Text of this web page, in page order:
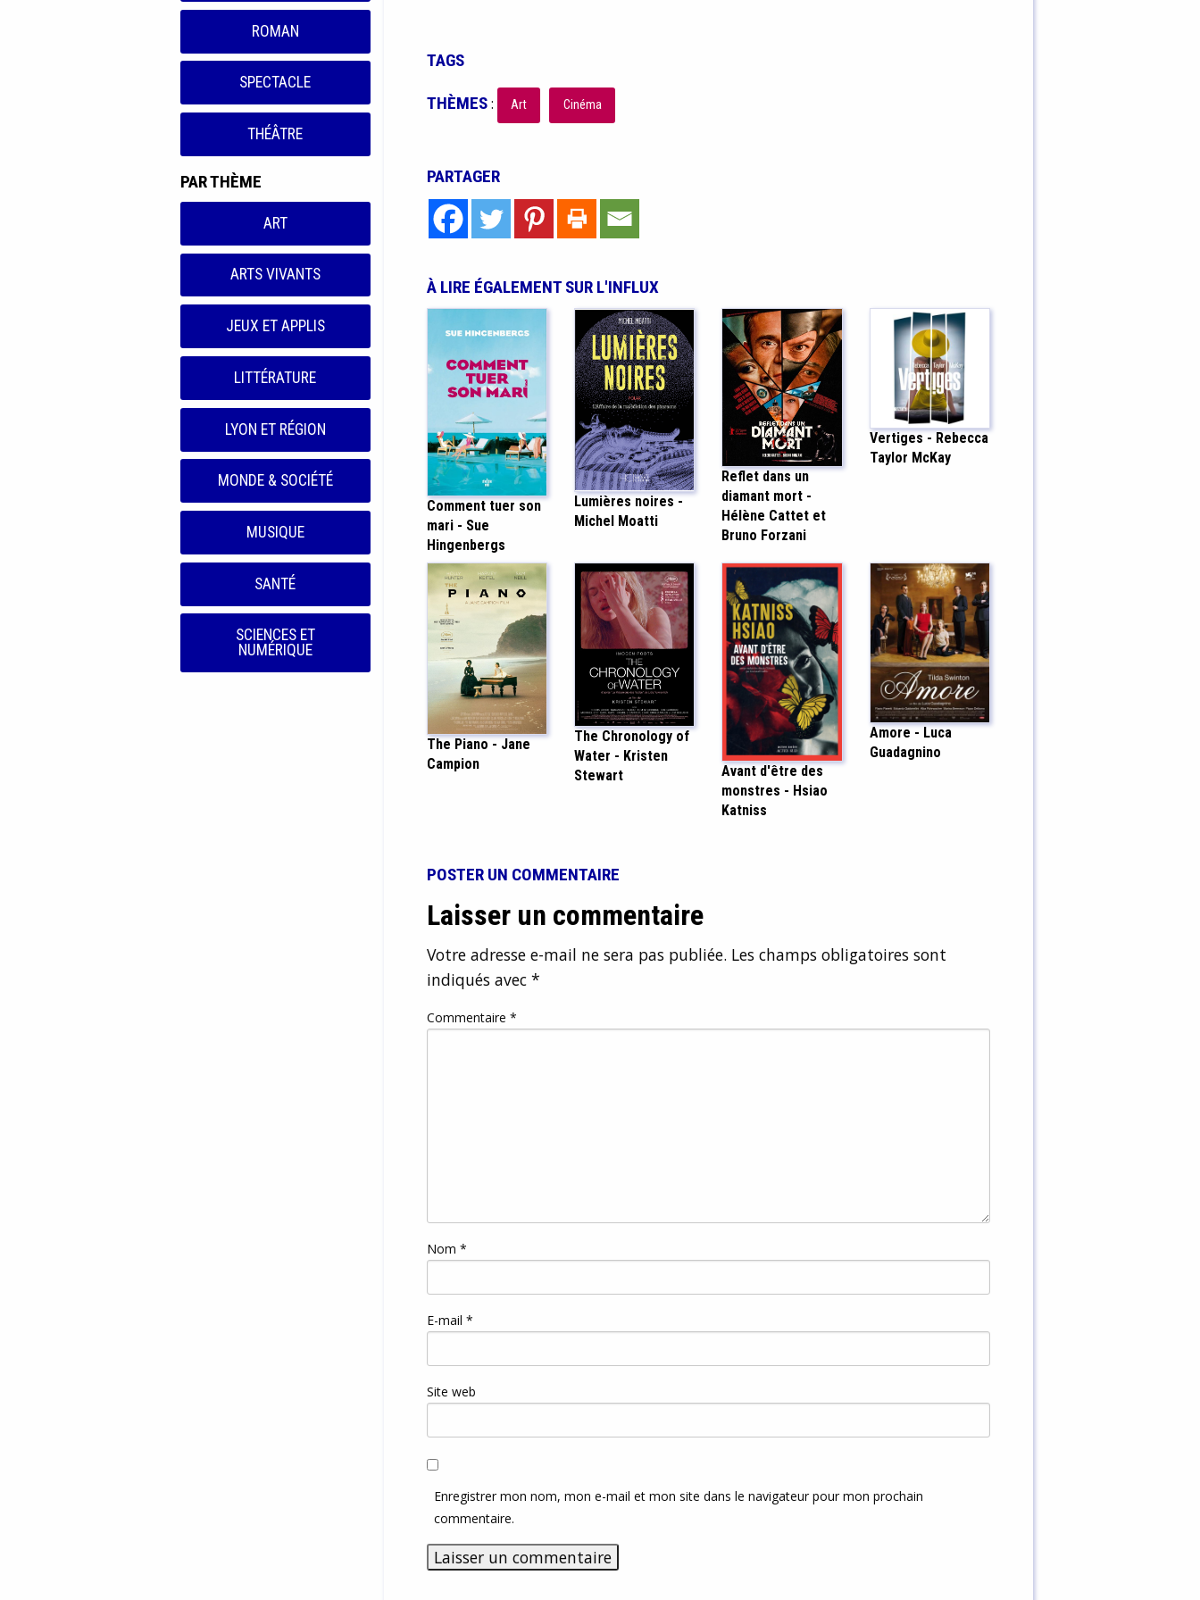
ROMAN
SPECTACLE
THÉÂTRE
PAR THÈME
ART
ARTS VIVANTS
JEUX ET APPLIS
LITTÉRATURE
LYON ET RÉGION
MONDE & SOCIÉTÉ
MUSIQUE
SANTÉ
SCIENCES ET
NUMÉRIQUE
TAGS
THÈMES: Art Cinéma
PARTAGER
À LIRE ÉGALEMENT SUR L'INFLUX
Comment tuer son
mari - Sue
Hingenbergs
Lumières noires -
Michel Moatti
Reflet dans un
diamant mort -
Hélène Cattet et
Bruno Forzani
Vertiges - Rebecca
Taylor McKay
The Piano - Jane
Campion
The Chronology of
Water - Kristen
Stewart
Avant d'être des
monstres - Hsiao
Katniss
Amore - Luca
Guadagnino
POSTER UN COMMENTAIRE
Laisser un commentaire
Votre adresse e-mail ne sera pas publiée. Les champs obligatoires sont
indiqués avec *
Commentaire *
Nom *
E-mail *
Site web
Enregistrer mon nom, mon e-mail et mon site dans le navigateur pour mon prochain
commentaire.